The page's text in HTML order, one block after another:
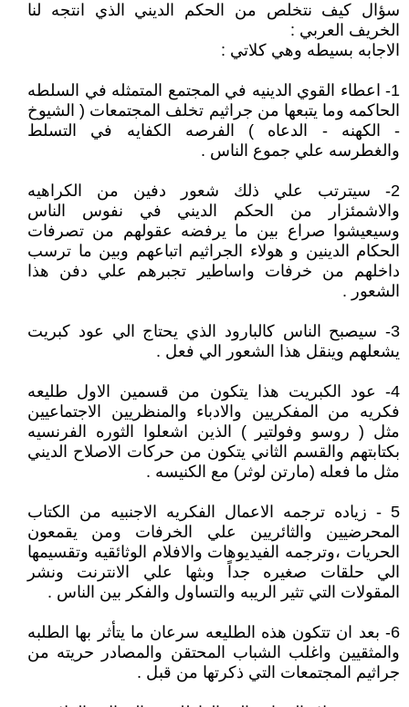
سؤال كيف نتخلص من الحكم الديني الذي انتجه لنا
الخريف العربي :
الاجابه بسيطه وهي كلاتي :
1- اعطاء القوي الدينيه في المجتمع المتمثله في السلطه
الحاكمه وما يتبعها من جراثيم تخلف المجتمعات ( الشيوخ
- الكهنه - الدعاه ) الفرصه الكفايه في التسلط
والغطرسه علي جموع الناس .
2- سيترتب علي ذلك شعور دفين من الكراهيه
والاشمئزار من الحكم الديني في نفوس الناس
وسيعيشوا صراع بين ما يرفضه عقولهم من تصرفات
الحكام الدينين و هولاء الجراثيم اتباعهم وبين ما ترسب
داخلهم من خرفات واساطير تجبرهم علي دفن هذا
الشعور .
3- سيصبح الناس كالبارود الذي يحتاج الي عود كبريت
يشعلهم وينقل هذا الشعور الي فعل .
4- عود الكبريت هذا يتكون من قسمين الاول طليعه
فكريه من المفكريين والادباء والمنظريين الاجتماعيين
مثل ( روسو وفولتير ) الذين اشعلوا الثوره الفرنسيه
بكتابتهم والقسم الثاني يتكون من حركات الاصلاح الديني
مثل ما فعله (مارتن لوثر) مع الكنيسه .
5 - زياده ترجمه الاعمال الفكريه الاجنبيه من الكتاب
المحرضيين والثائريين علي الخرفات ومن يقمعون
الحريات ،وترجمه الفيديوهات والافلام الوثائقيه وتقسيمها
الي حلقات صغيره جداً وبثها علي الانترنت ونشر
المقولات التي تثير الريبه والتساول والفكر بين الناس .
6- بعد ان تتكون هذه الطليعه سرعان ما يتأثر بها الطلبه
والمثقيين واغلب الشباب المحتقن والمصادر حريته من
جراثيم المجتمعات التي ذكرتها من قبل .